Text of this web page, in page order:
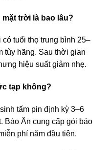
trời là bao lâu?
tuổi thọ trung bình 25–
tùy hãng. Sau thời gian
hiệu suất giảm nhẹ.
tạp không?
tấm pin định kỳ 3–6
Bảo Ân cung cấp gói bảo
phí năm đầu tiên.